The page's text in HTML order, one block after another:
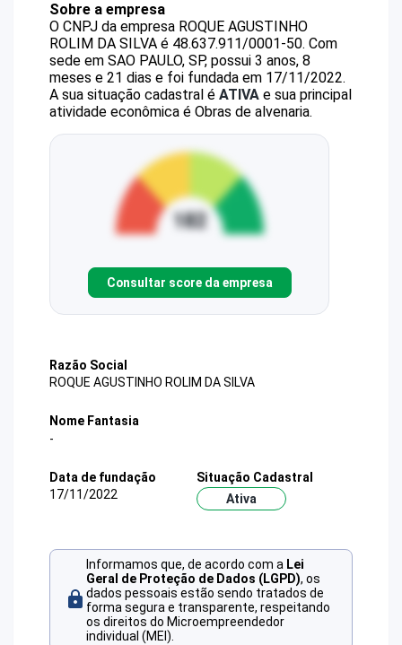
Sobre a empresa
O CNPJ da empresa ROQUE AGUSTINHO
ROLIM DA SILVA é 48.637.911/0001-50. Com
sede em SAO PAULO, SP, possui 3 anos, 8
meses e 21 dias e foi fundada em 17/11/2022.
A sua situação cadastral é ATIVA e sua principal
atividade econômica é Obras de alvenaria.
Consultar score da empresa
Razão Social
ROQUE AGUSTINHO ROLIM DA SILVA
Nome Fantasia
-
Data de fundação
17/11/2022
Situação Cadastral
Ativa
Informamos que, de acordo com a Lei
Geral de Proteção de Dados (LGPD), os
dados pessoais estão sendo tratados de
forma segura e transparente, respeitando
os direitos do Microempreendedor
individual (MEI).